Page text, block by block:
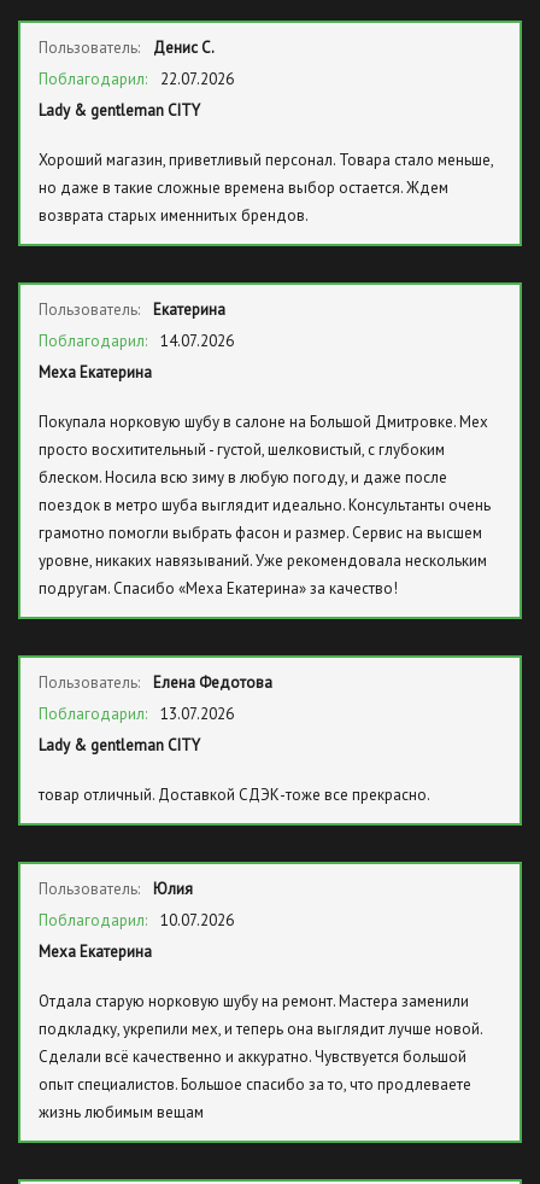
Пользователь:
Денис С.
Поблагодарил:
22.07.2026
Lady & gentleman CITY
Хороший магазин, приветливый персонал. Товара стало меньше,
но даже в такие сложные времена выбор остается. Ждем
возврата старых именнитых брендов.
Пользователь:
Екатерина
Поблагодарил:
14.07.2026
Меха Екатерина
Покупала норковую шубу в салоне на Большой Дмитровке. Мех
просто восхитительный - густой, шелковистый, с глубоким
блеском. Носила всю зиму в любую погоду, и даже после
поездок в метро шуба выглядит идеально. Консультанты очень
грамотно помогли выбрать фасон и размер. Сервис на высшем
уровне, никаких навязываний. Уже рекомендовала нескольким
подругам. Спасибо «Меха Екатерина» за качество!
Пользователь:
Елена Федотова
Поблагодарил:
13.07.2026
Lady & gentleman CITY
товар отличный. Доставкой СДЭК-тоже все прекрасно.
Пользователь:
Юлия
Поблагодарил:
10.07.2026
Меха Екатерина
Отдала старую норковую шубу на ремонт. Мастера заменили
подкладку, укрепили мех, и теперь она выглядит лучше новой.
Сделали всё качественно и аккуратно. Чувствуется большой
опыт специалистов. Большое спасибо за то, что продлеваете
жизнь любимым вещам